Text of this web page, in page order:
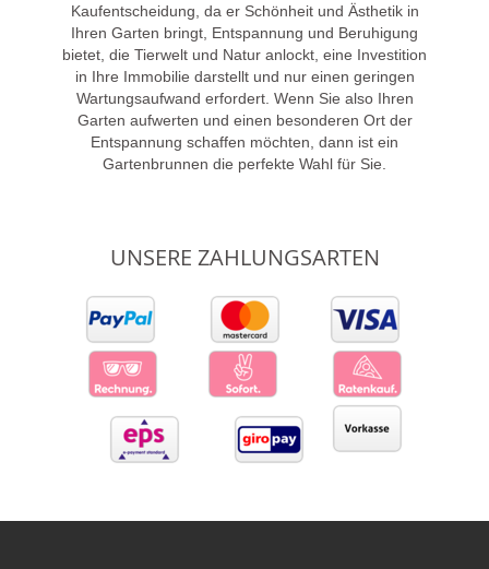
Kaufentscheidung, da er Schönheit und Ästhetik in
Ihren Garten bringt, Entspannung und Beruhigung
bietet, die Tierwelt und Natur anlockt, eine Investition
in Ihre Immobilie darstellt und nur einen geringen
Wartungsaufwand erfordert. Wenn Sie also Ihren
Garten aufwerten und einen besonderen Ort der
Entspannung schaffen möchten, dann ist ein
Gartenbrunnen die perfekte Wahl für Sie.
UNSERE ZAHLUNGSARTEN